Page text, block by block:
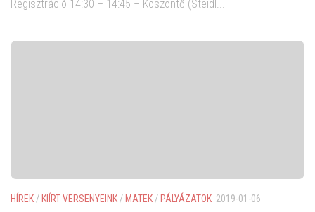
Regisztráció 14:30 – 14:45 – Köszöntő (Steidl...
HÍREK / KIÍRT VERSENYEINK / MATEK / PÁLYÁZATOK 2019-01-06